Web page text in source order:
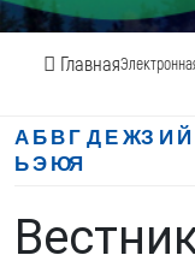
Главная
АБВГ ДЕЖЗ И Й
ЬЭЮЯ